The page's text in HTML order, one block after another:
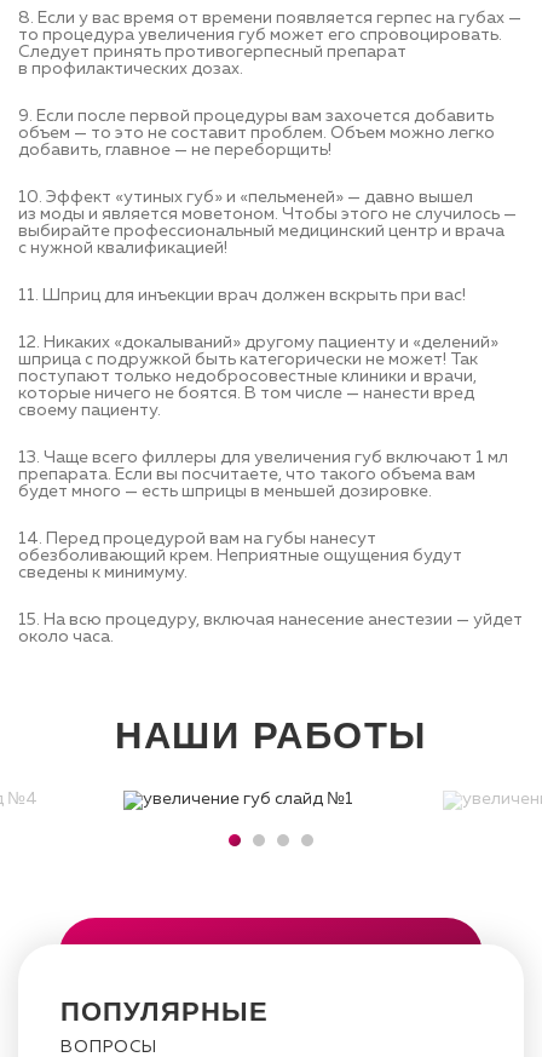
8. Если у вас время от времени появляется герпес на губах —
то процедура увеличения губ может его спровоцировать.
Следует принять противогерпесный препарат
в профилактических дозах.
9. Если после первой процедуры вам захочется добавить
объем — то это не составит проблем. Объем можно легко
добавить, главное — не переборщить!
10. Эффект «утиных губ» и «пельменей» — давно вышел
из моды и является моветоном. Чтобы этого не случилось —
выбирайте профессиональный медицинский центр и врача
с нужной квалификацией!
11. Шприц для инъекции врач должен вскрыть при вас!
12. Никаких «докалываний» другому пациенту и «делений»
шприца с подружкой быть категорически не может! Так
поступают только недобросовестные клиники и врачи,
которые ничего не боятся. В том числе — нанести вред
своему пациенту.
13. Чаще всего филлеры для увеличения губ включают 1 мл
препарата. Если вы посчитаете, что такого объема вам
будет много — есть шприцы в меньшей дозировке.
14. Перед процедурой вам на губы нанесут
обезболивающий крем. Неприятные ощущения будут
сведены к минимуму.
15. На всю процедуру, включая нанесение анестезии — уйдет
около часа.
НАШИ РАБОТЫ
ПОПУЛЯРНЫЕ
ВОПРОСЫ